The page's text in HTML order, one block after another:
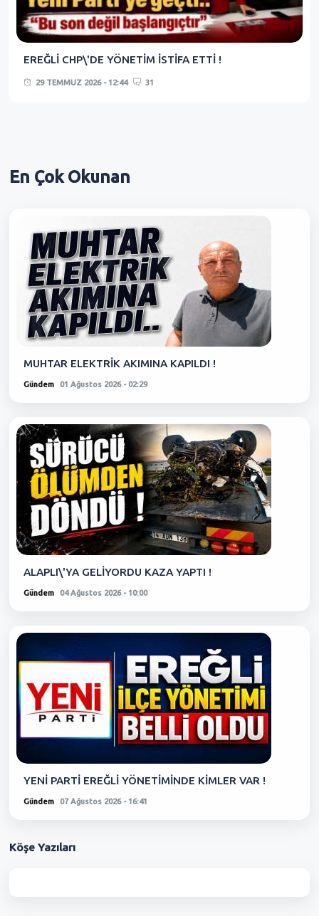
EREĞLİ CHP\'DE YÖNETİM İSTİFA ETTİ !
29 TEMMUZ 2026 - 12:44 31
En ÇokOkunan
MUHTAR ELEKTRİK AKIMINA KAPILDI !
Gündem 01 Ağustos 2026 - 02:29
ALAPLI\'YA GELİYORDU KAZA YAPTI !
Gündem 04 Ağustos 2026 - 10:00
YENİ PARTİ EREĞLİ YÖNETİMİNDE KİMLER VAR !
Gündem 07 Ağustos 2026 - 16:41
Köşe Yazıları